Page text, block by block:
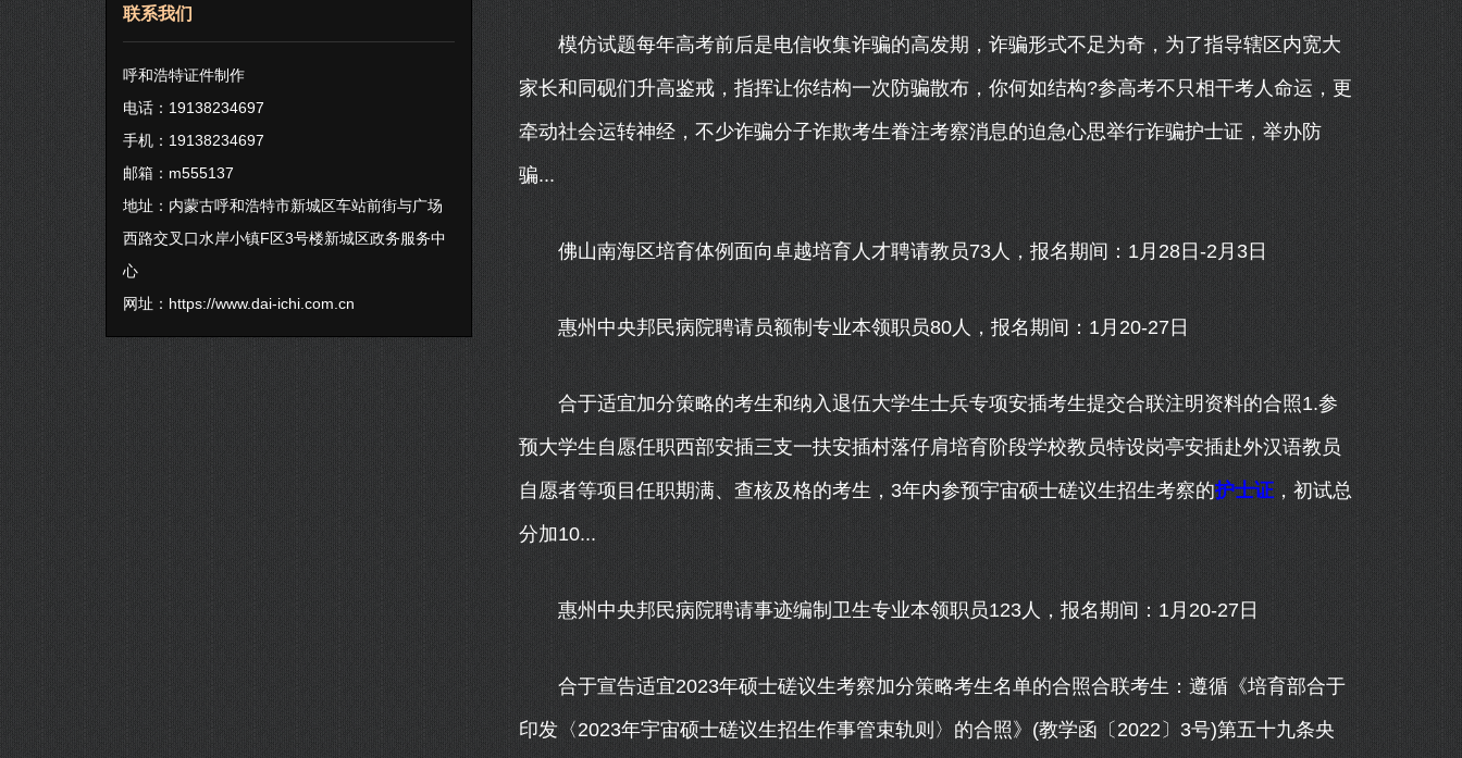
联系我们
呼和浩特证件制作
电话：19138234697
手机：19138234697
邮箱：m555137
地址：内蒙古呼和浩特市新城区车站前街与广场
西路交叉口水岸小镇F区3号楼新城区政务服务中
心
网址： https://www.dai-ichi.com.cn
模仿试题每年高考前后是电信收集诈骗的高发期，诈骗形式不足为奇，为了指导辖区内宽大
家长和同砚们升高鉴戒，指挥让你结构一次防骗散布，你何如结构?参高考不只相干考人命运，更
牵动社会运转神经，不少诈骗分子诈欺考生眷注考察消息的迫急心思举行诈骗护士证，举办防
骗...
佛山南海区培育体例面向卓越培育人才聘请教员73人，报名期间：1月28日-2月3日
惠州中央邦民病院聘请员额制专业本领职员80人，报名期间：1月20-27日
合于适宜加分策略的考生和纳入退伍大学生士兵专项安插考生提交合联注明资料的合照1.参
预大学生自愿任职西部安插三支一扶安插村落仔肩培育阶段学校教员特设岗亭安插赴外汉语教员
自愿者等项目任职期满、查核及格的考生，3年内参预宇宙硕士磋议生招生考察的护士证 ，初试总
分加10...
惠州中央邦民病院聘请事迹编制卫生专业本领职员123人，报名期间：1月20-27日
合于宣告适宜2023年硕士磋议生考察加分策略考生名单的合照合联考生：遵循《培育部合于
印发〈2023年宇宙硕士磋议生招生作事管束轨则〉的合照》(教学函〔2022〕3号)第五十九条央